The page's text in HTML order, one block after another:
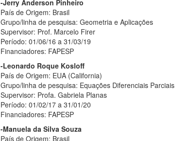
-Jerry Anderson Pinheiro
País de Origem: Brasil
Grupo/linha de pesquisa: Geometria e Aplicações
Supervisor: Prof. Marcelo Firer
Período: 01/06/16 a 31/03/19
Financiadores: FAPESP
-Leonardo Roque Kosloff
País de Origem: EUA (California)
Grupo/linha de pesquisa: Equações Diferenciais Parciais
Supervisor: Profa. Gabriela Planas
Período: 01/02/17 a 31/01/20
Financiadores: FAPESP
-Manuela da Silva Souza
País de Origem: Brasil